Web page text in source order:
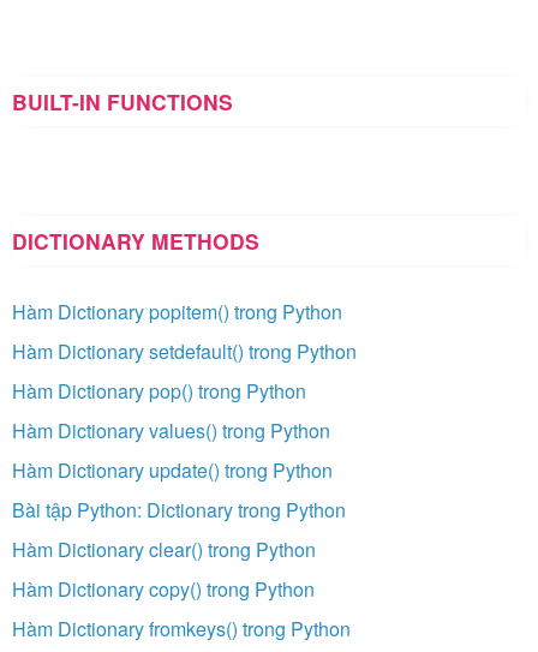
BUILT-IN FUNCTIONS
DICTIONARY METHODS
Hàm Dictionary popitem() trong Python
Hàm Dictionary setdefault() trong Python
Hàm Dictionary pop() trong Python
Hàm Dictionary values() trong Python
Hàm Dictionary update() trong Python
Bài tập Python: Dictionary trong Python
Hàm Dictionary clear() trong Python
Hàm Dictionary copy() trong Python
Hàm Dictionary fromkeys() trong Python